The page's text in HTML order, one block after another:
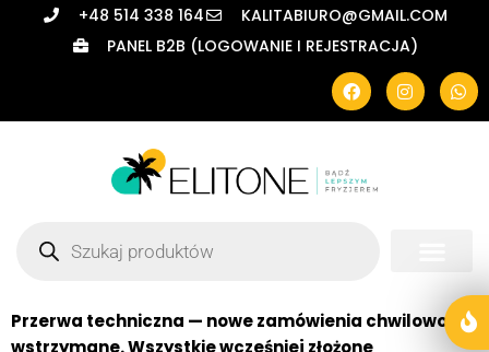
+48 514 338 164
KALITABIURO@GMAIL.COM
PANEL B2B (LOGOWANIE I REJESTRACJA)
Przerwa techniczna — nowe zamówienia chwilowo
wstrzymane. Wszystkie wcześniej złożone